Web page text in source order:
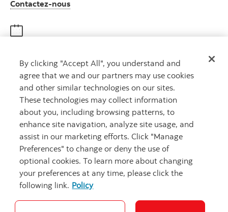
Contactez-nousAutres numéros, contactez-nous par
Rencontrez un conseiller
Prenez rendez-vous
Carrières Ma banque à moi Notes juridiques Confidentialité
By clicking "Accept All", you understand and
agree that we and our partners may use cookies
and other similar technologies on our sites.
These technologies may collect information
about you, including browsing patterns, to
enhance site navigation, analyze site usage, and
assist in our marketing efforts. Click "Manage
Preferences" to change or deny the use of
optional cookies. To learn more about changing
your preferences at any time, please click the
following link. Policy